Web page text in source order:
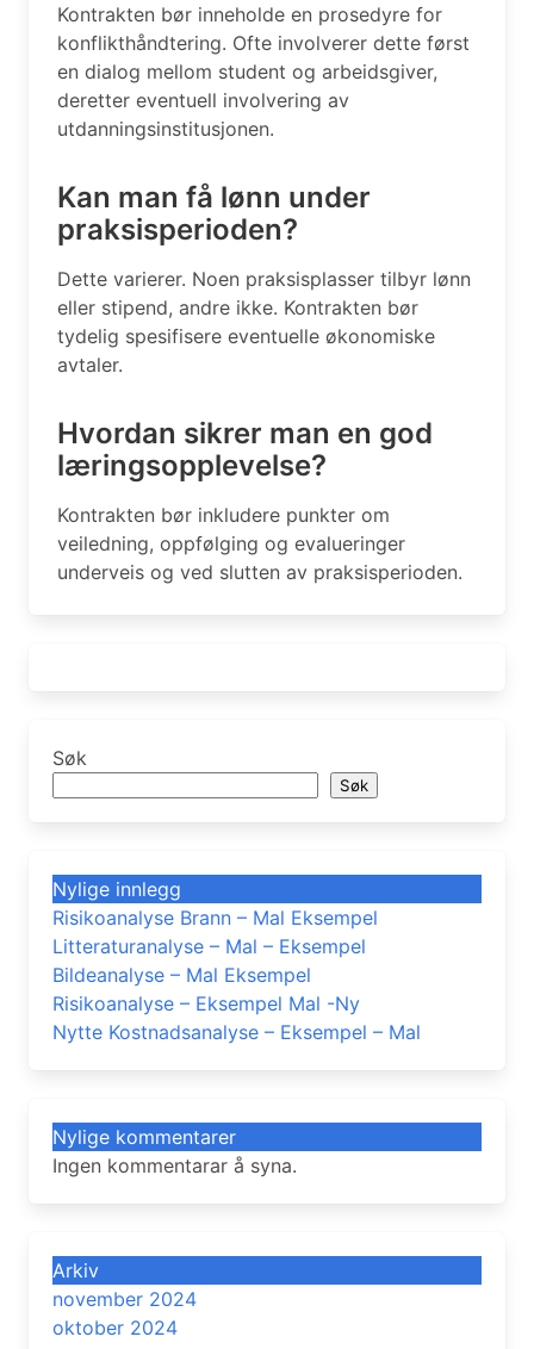
Kontrakten bør inneholde en prosedyre for
konflikthåndtering. Ofte involverer dette først
en dialog mellom student og arbeidsgiver,
deretter eventuell involvering av
utdanningsinstitusjonen.
Kan man få lønn under
praksisperioden?
Dette varierer. Noen praksisplasser tilbyr lønn
eller stipend, andre ikke. Kontrakten bør
tydelig spesifisere eventuelle økonomiske
avtaler.
Hvordan sikrer man en god
læringsopplevelse?
Kontrakten bør inkludere punkter om
veiledning, oppfølging og evalueringer
underveis og ved slutten av praksisperioden.
Søk
Søk
Nylige innlegg
Risikoanalyse Brann – Mal Eksempel
Litteraturanalyse – Mal – Eksempel
Bildeanalyse – Mal Eksempel
Risikoanalyse – Eksempel Mal -Ny
Nytte Kostnadsanalyse – Eksempel – Mal
Nylige kommentarer
Ingen kommentarar å syna.
Arkiv
november 2024
oktober 2024